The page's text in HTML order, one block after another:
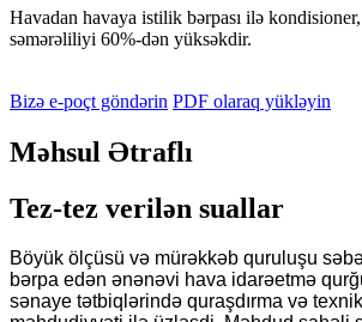
Havadan havaya istilik bərpası ilə
səmərəliliyi 60%-dən yüksəkdir.
Bizə e-poçt göndərin PDF olaraq yükləyin
Məhsul Ətraflı
Tez-tez verilən suallar
Böyük ölçüsü və mürəkkəb quruluşu
bərpa edən ənənəvi hava idarəetmə
sənaye tətbiqlərində quraşdırma və